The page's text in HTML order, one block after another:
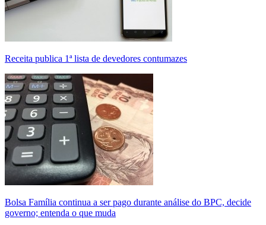
Receita publica 1ª lista de devedores contumazes
Bolsa Família continua a ser pago durante análise do BPC, decide
governo; entenda o que muda